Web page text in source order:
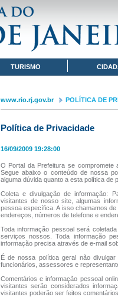
TURISMO
www.rio.rj.gov.br POLÍTICA DE
Política de Privacidade
16/09/2009 19:28:00
O Portal da Prefeitura se
Segue abaixo o conteúdo de nossa
alguma dúvida quanto a esta política de
Coleta e divulgação de informação:
visitantes de nosso site, algumas
pessoa específica. A isso chamamos
endereços, números de telefone e
Toda informação pessoal será
serviços nossos. Toda informação
informação precisa através de e-mail
É de nossa política geral não
funcionários, assessores e
Comentários e informação pessoal
visitantes serão considerados
visitantes poderão ser feitos